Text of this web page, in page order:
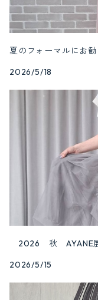
夏のフォーマルにお
2026/5/18
2026 秋 AYANE展
2026/5/15